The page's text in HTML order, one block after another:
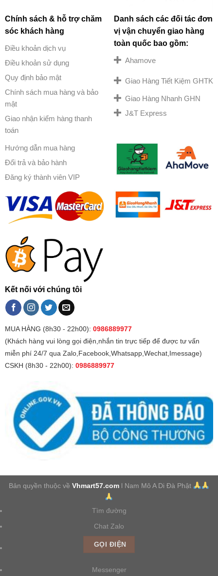
Chính sách & hỗ trợ chăm
sóc khách hàng
Điều khoản dịch vụ
Điều khoản sử dụng
Quy định bảo mật
Chính sách mua hàng và bảo
mật
Giao nhận kiểm hàng thanh
toán
Hướng dẫn mua hàng
Đổi trả và bảo hành
Đăng ký thành viên VIP
Danh sách các đối tác đơn
vị vận chuyển giao hàng
toàn quốc bao gồm:
Ahamove
Giao Hàng Tiết Kiệm GHTK
Giao Hàng Nhanh GHN
J&T Express
Kết nối với chúng tôi
MUA HÀNG (8h30 - 22h00): 0986889977
(Khách hàng vui lòng gọi điện,nhắn tin trực tiếp để được tư vấn
miễn phí 24/7 qua Zalo,Facebook,Whatsapp,Wechat,Imessage)
CSKH (8h30 - 22h00): 0986889977
Bản quyền thuộc vềVhmart57.com l Nam Mô A Di Đà Phật
Tìm đường
Chat Zalo
GỌI ĐIỆN
Messenger